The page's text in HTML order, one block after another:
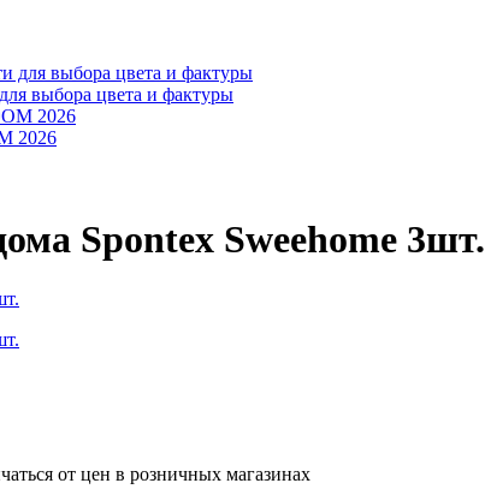
выбора цвета и фактуры
2026
Spontex Sweehome 3шт.
от цен в розничных магазинах